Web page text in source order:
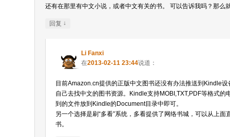
还有在那里有中文小说，或者中文有关的书。 可以告诉我吗？那么
回复 ↓
Li Fanxi
在2013-02-11 23:44说道：
目前Amazon.cn提供的正版中文图书还没有办法推送到Kindle
自己去找中文的图书资源。Kindle支持MOBI,TXT,PDF等格式的
到的文件放到Kindle的Document目录中即可。
另一个选择是刷“多看”系统，多看提供了网络书城，可以从上面
书。